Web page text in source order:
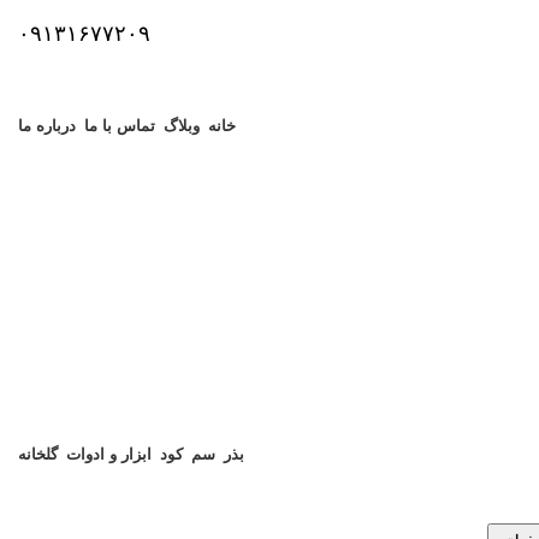
۰۹۱۳۱۶۷۷۲۰۹
خانه وبلاگ تماس با ما درباره ما
بذر سم کود ابزار و ادوات گلخانه